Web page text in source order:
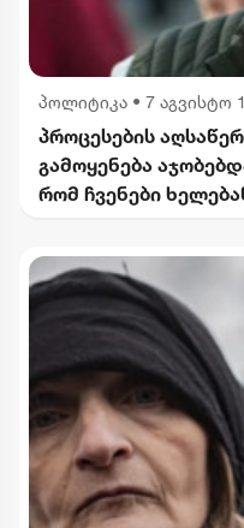
პოლიტიკა • 7 აგვისტო
პროცესების
გამოყენება
რომ ჩვენები